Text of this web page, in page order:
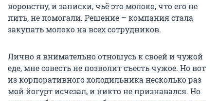
воровству, и записки, чьё это молоко, что его не
пить, не помогали. Решение – компания стала
закупать молоко на всех сотрудников.
Лично я внимательно отношусь к своей и чужой
еде, мне совесть не позволит съесть чужое. Но вот
из корпоративного холодильника несколько раз
мой йогурт исчезал, и никто не признавался. Но